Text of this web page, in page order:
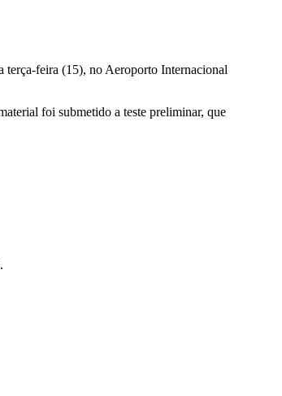
terça-feira (15), no Aeroporto Internacional
foi submetido a teste preliminar, que